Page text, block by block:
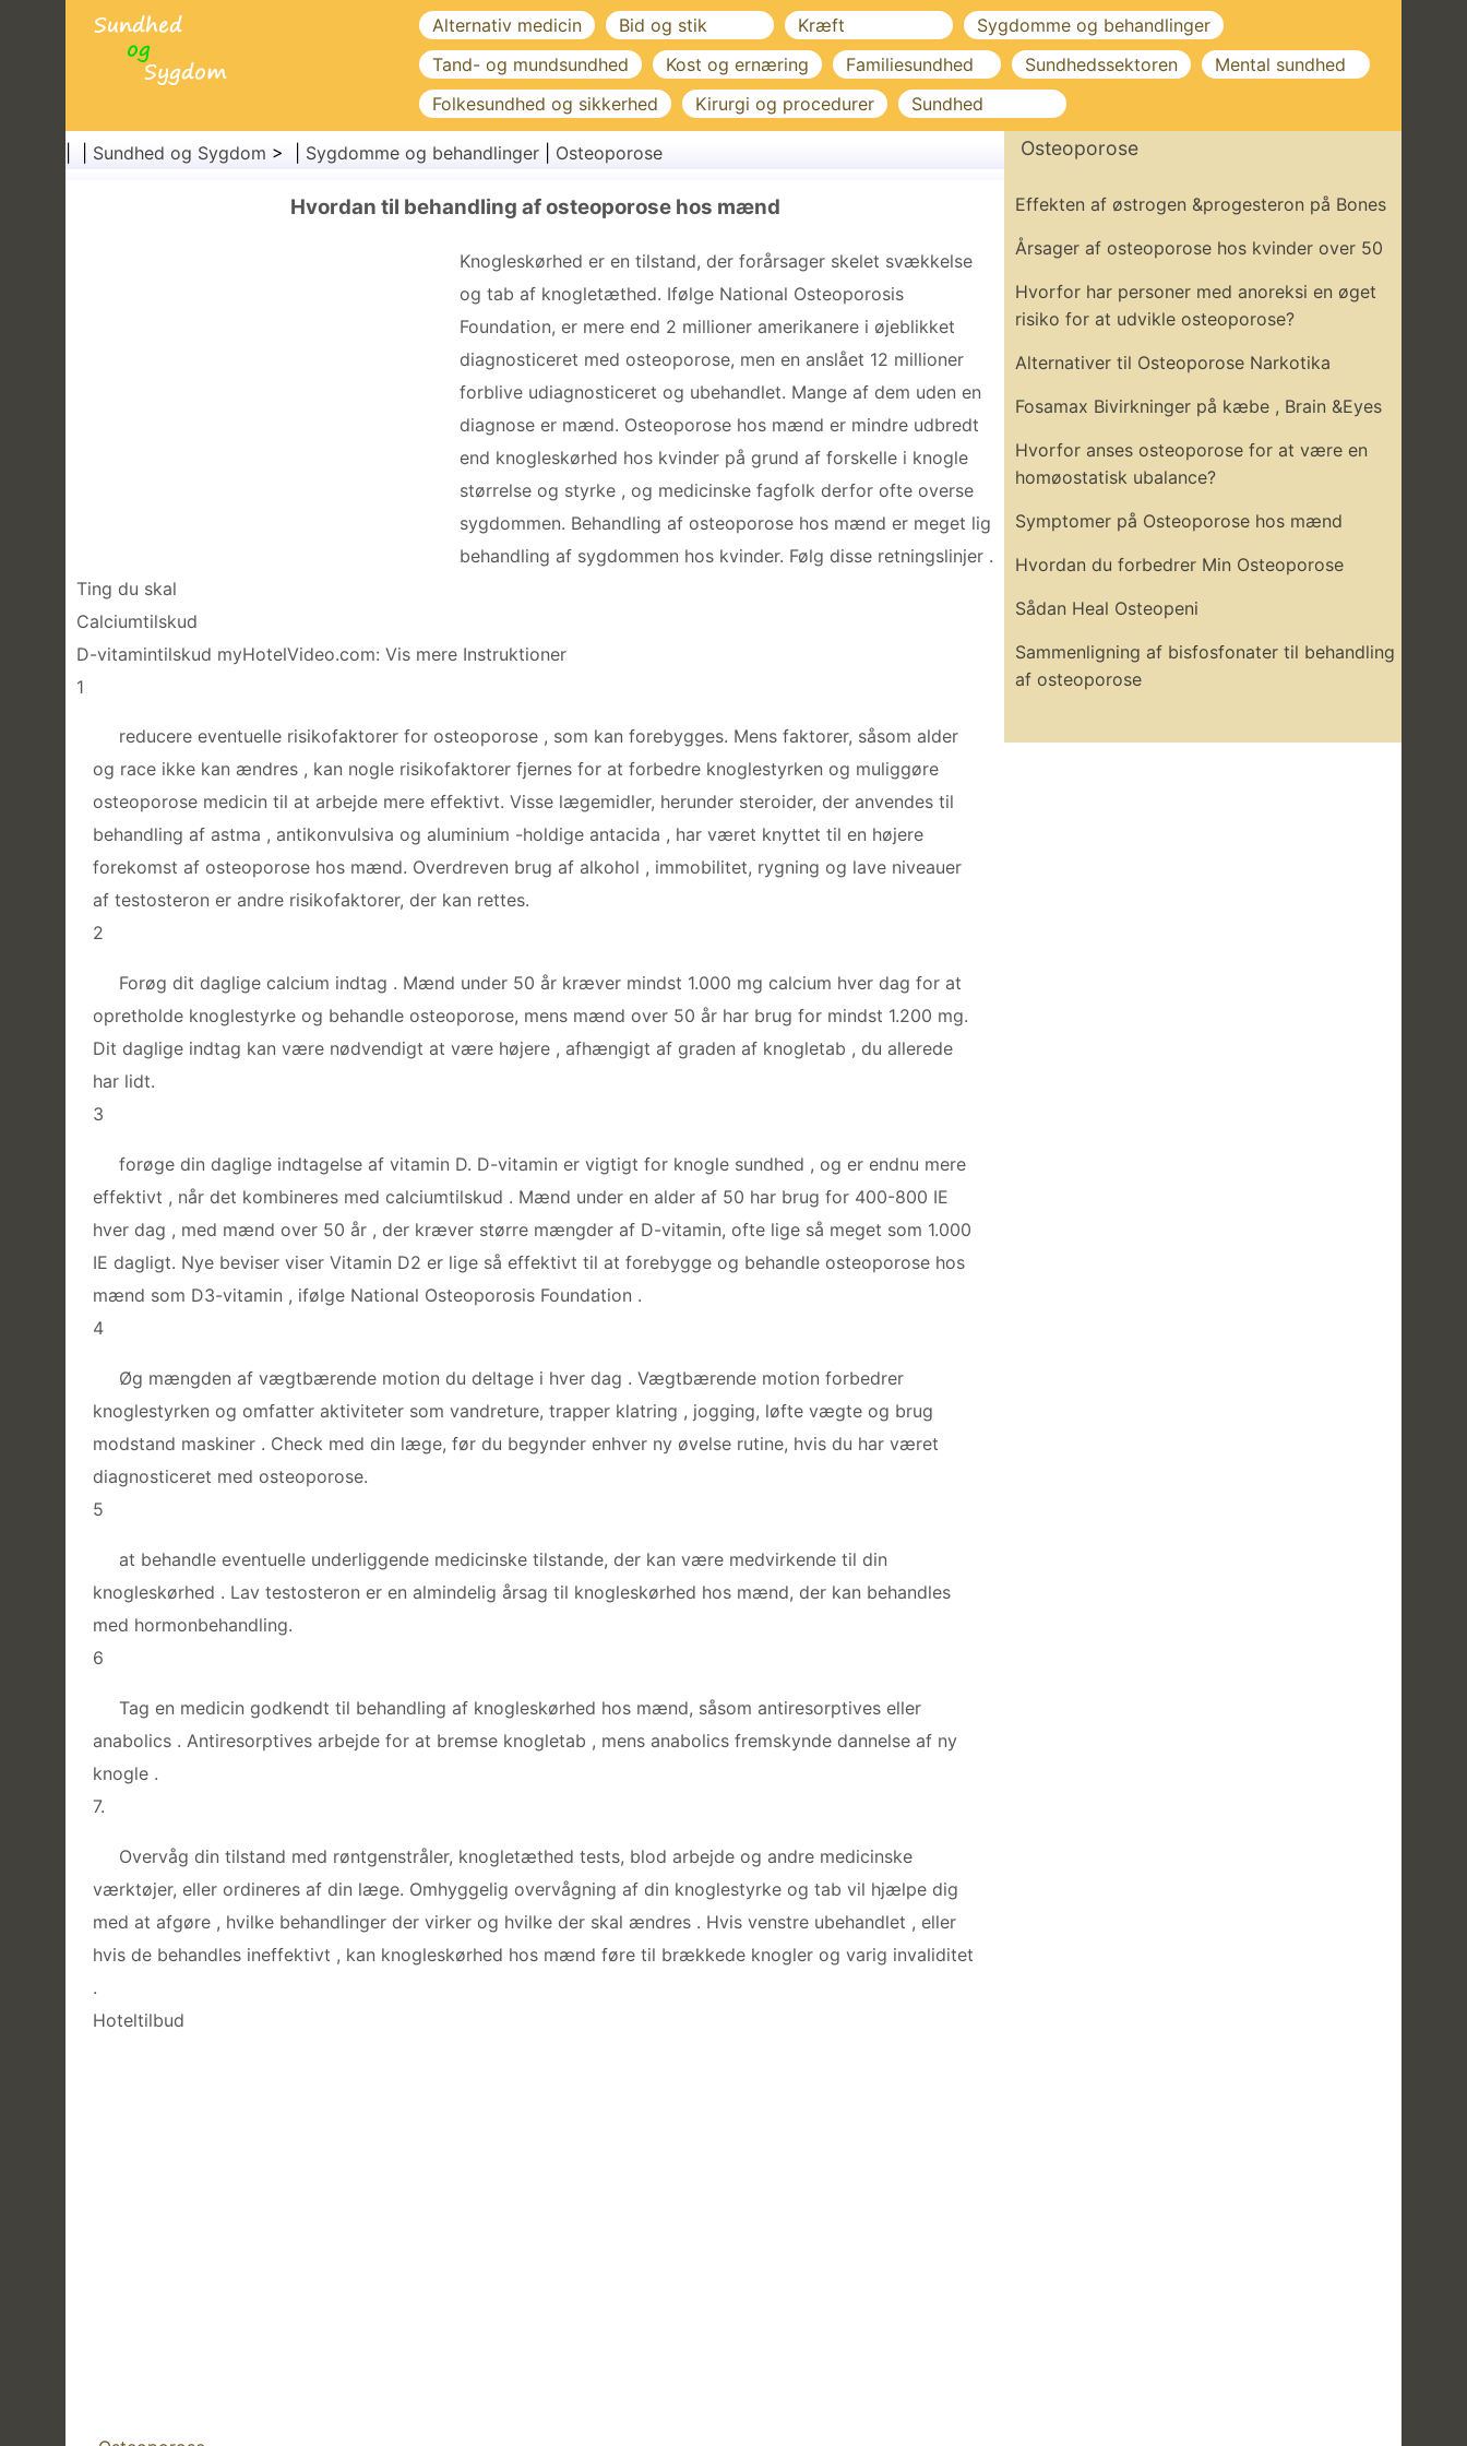
Alternativ medicin Bid og stik Kræft
Sygdomme og behandlinger
Tand- og mundsundhed
Kost og ernæring Familiesundhed Sundhedssektoren
Mental sundhed
Folkesundhed og sikkerhed
Kirurgi og procedurer Sundhed
Sundhed og Sygdom > | Sygdomme og behandlinger Osteoporose
Hvordan til behandling af osteoporose hos mænd
Knogleskørhed er en tilstand, der forårsager skelet svækkelse
og tab af knogletæthed. Ifølge National Osteoporosis
Foundation, er mere end 2 millioner amerikanere i øjeblikket
diagnosticeret med osteoporose, men en anslået 12 millioner
forblive udiagnosticeret og ubehandlet. Mange af dem uden en
diagnose er mænd. Osteoporose hos mænd er mindre udbredt
end knogleskørhed hos kvinder på grund af forskelle i knogle
størrelse og styrke , og medicinske fagfolk derfor ofte overse
sygdommen. Behandling af osteoporose hos mænd er meget lig
behandling af sygdommen hos kvinder. Følg disse retningslinjer .
Ting du skal
Calciumtilskud
D-vitamintilskud myHotelVideo.com: Vis mere Instruktioner
1
reducere eventuelle risikofaktorer for osteoporose , som kan forebygges. Mens faktorer, såsom alder
og race ikke kan ændres , kan nogle risikofaktorer fjernes for at forbedre knoglestyrken og muliggøre
osteoporose medicin til at arbejde mere effektivt. Visse lægemidler, herunder steroider, der anvendes til
behandling af astma , antikonvulsiva og aluminium -holdige antacida , har været knyttet til en højere
forekomst af osteoporose hos mænd. Overdreven brug af alkohol , immobilitet, rygning og lave niveauer
af testosteron er andre risikofaktorer, der kan rettes.
2
Forøg dit daglige calcium indtag . Mænd under 50 år kræver mindst 1.000 mg calcium hver dag for at
opretholde knoglestyrke og behandle osteoporose, mens mænd over 50 år har brug for mindst 1.200 mg.
Dit daglige indtag kan være nødvendigt at være højere , afhængigt af graden af knogletab , du allerede
har lidt.
3
forøge din daglige indtagelse af vitamin D. D-vitamin er vigtigt for knogle sundhed , og er endnu mere
effektivt , når det kombineres med calciumtilskud . Mænd under en alder af 50 har brug for 400-800 IE
hver dag , med mænd over 50 år , der kræver større mængder af D-vitamin, ofte lige så meget som 1.000
IE dagligt. Nye beviser viser Vitamin D2 er lige så effektivt til at forebygge og behandle osteoporose hos
mænd som D3-vitamin , ifølge National Osteoporosis Foundation .
4
Øg mængden af ​​vægtbærende motion du deltage i hver dag . Vægtbærende motion forbedrer
knoglestyrken og omfatter aktiviteter som vandreture, trapper klatring , jogging, løfte vægte og brug
modstand maskiner . Check med din læge, før du begynder enhver ny øvelse rutine, hvis du har været
diagnosticeret med osteoporose.
5
at behandle eventuelle underliggende medicinske tilstande, der kan være medvirkende til din
knogleskørhed . Lav testosteron er en almindelig årsag til knogleskørhed hos mænd, der kan behandles
med hormonbehandling.
6
Tag en medicin godkendt til behandling af knogleskørhed hos mænd, såsom antiresorptives eller
anabolics . Antiresorptives arbejde for at bremse knogletab , mens anabolics fremskynde dannelse af ny
knogle .
7.
Overvåg din tilstand med røntgenstråler, knogletæthed tests, blod arbejde og andre medicinske
værktøjer, eller ordineres af din læge. Omhyggelig overvågning af din knoglestyrke og tab vil hjælpe dig
med at afgøre , hvilke behandlinger der virker og hvilke der skal ændres . Hvis venstre ubehandlet , eller
hvis de behandles ineffektivt , kan knogleskørhed hos mænd føre til brækkede knogler og varig invaliditet
.
Hoteltilbud
Osteoporose
Effekten af ​​østrogen &progesteron på Bones
Årsager af osteoporose hos kvinder over 50
Hvorfor har personer med anoreksi en øget
risiko for at udvikle osteoporose?
Alternativer til Osteoporose Narkotika
Fosamax Bivirkninger på kæbe , Brain &Eyes
Hvorfor anses osteoporose for at være en
homøostatisk ubalance?
Symptomer på Osteoporose hos mænd
Hvordan du forbedrer Min Osteoporose
Sådan Heal Osteopeni
Sammenligning af bisfosfonater til behandling
af osteoporose